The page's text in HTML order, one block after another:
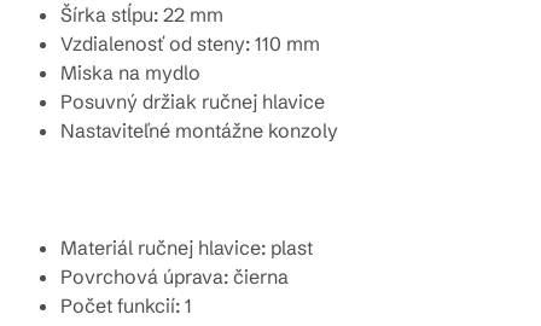
Šírka stĺpu: 22 mm
Vzdialenosť od steny: 110 mm
Miska na mydlo
Posuvný držiak ručnej hlavice
Nastaviteľné montážne konzoly
Materiál ručnej hlavice: plast
Povrchová úprava: čierna
Počet funkcií: 1